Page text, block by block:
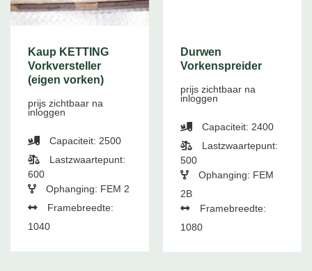
Kaup KETTING
Vorkversteller
(eigen vorken)
prijs zichtbaar na
inloggen
Capaciteit: 2500
Lastzwaartepunt:
600
Ophanging: FEM 2
Framebreedte:
1040
Durwen
Vorkenspreider
prijs zichtbaar na
inloggen
Capaciteit: 2400
Lastzwaartepunt:
500
Ophanging: FEM
2B
Framebreedte:
1080